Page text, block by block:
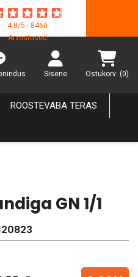
4.8/5 - 8460
Arvustused
Sisene Ostukorv: (0)
ROOSTEVABA TERAS
GN 1/1